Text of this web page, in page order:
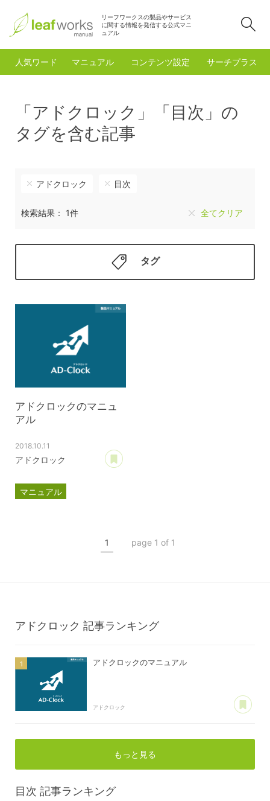
リーフワークスの製品やサービス
に関する情報を発信する公式マニ
ュアル
人気ワード マニュアル コンテンツ設定 サーチプラスfor
「アドクロック」「目次」の
タグを含む記事
アドクロック 目次
検索結果： 1件 全てクリア
タグ
アドクロックのマニュ
アル
2018.10.11
アドクロック
マニュアル
1 page 1 of 1
アドクロック 記事ランキング
アドクロックのマニュアル
アドクロック
もっと見る
目次 記事ランキング